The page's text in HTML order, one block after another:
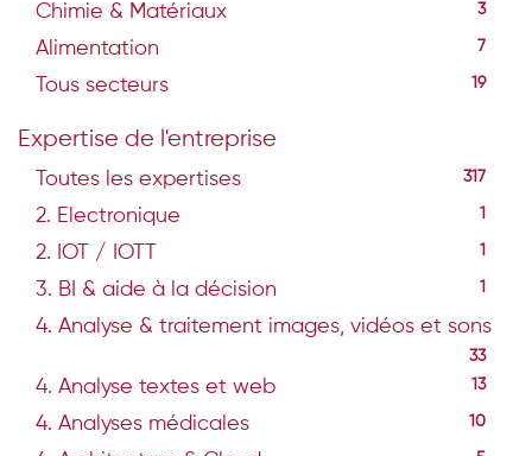
Chimie & Matériaux 3
Alimentation 7
Tous secteurs 19
Expertise de l'entreprise
Toutes les expertises 317
2. Electronique 1
2. IOT / IOTT 1
3. BI & aide à la décision 1
4. Analyse & traitement images, vidéos et sons
33
4. Analyse textes et web 13
4. Analyses médicales 10